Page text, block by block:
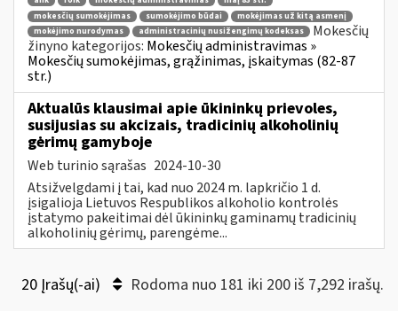
mokesčių sumokėjimas
sumokėjimo būdai
mokėjimas už kitą asmenį
mokėjimo nurodymas
administracinių nusižengimų kodeksas
Mokesčių
žinyno kategorijos: Mokesčių administravimas »
Mokesčių sumokėjimas, grąžinimas, įskaitymas (82-87
str.)
Aktualūs klausimai apie ūkininkų prievoles,
susijusias su akcizais, tradicinių alkoholinių
gėrimų gamyboje
Web turinio sąrašas 2024-10-30
Atsižvelgdami į tai, kad nuo 2024 m. lapkričio 1 d.
įsigalioja Lietuvos Respublikos alkoholio kontrolės
įstatymo pakeitimai dėl ūkininkų gaminamų tradicinių
alkoholinių gėrimų, parengėme...
20 Įrašų(-ai) Rodoma nuo 181 iki 200 iš 7,292 irašų.